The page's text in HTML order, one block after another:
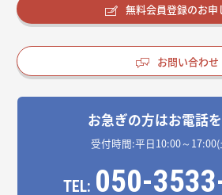
無料会員登録のお申
お問い合わせ
お急ぎの方はお電話
受付時間:平日10:00～
TEL: 050-